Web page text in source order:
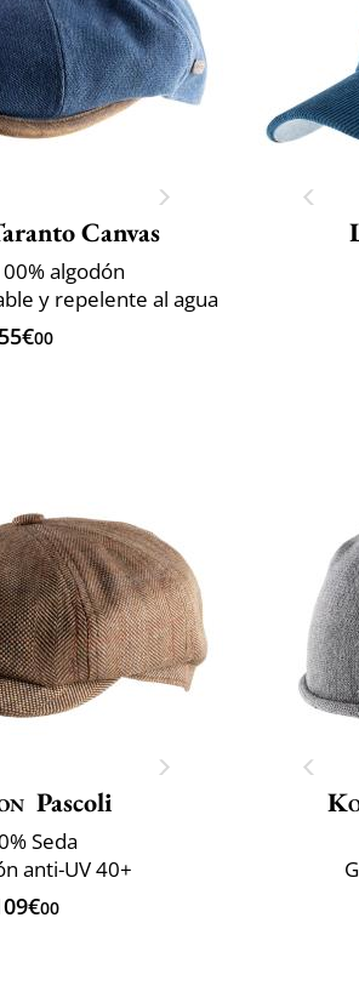
Canvas
algodón
y repelente al agua
55€00
Pascoli
Seda
anti-UV 40+
00